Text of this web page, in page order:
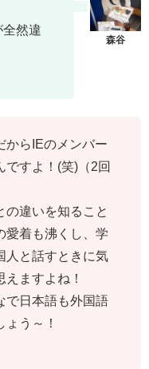
然違
からIEのメンバー
ですよ！(笑)（2回
の違いを知ること
愛着も沸くし、学
人と話すときに気
ますよね！
で日本語も外国語
ょう～！